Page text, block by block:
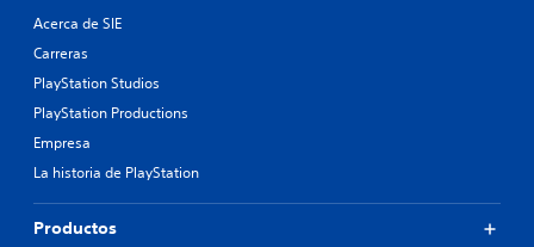
Acerca de SIE
Carreras
PlayStation Studios
PlayStation Productions
Empresa
La historia de PlayStation
Productos